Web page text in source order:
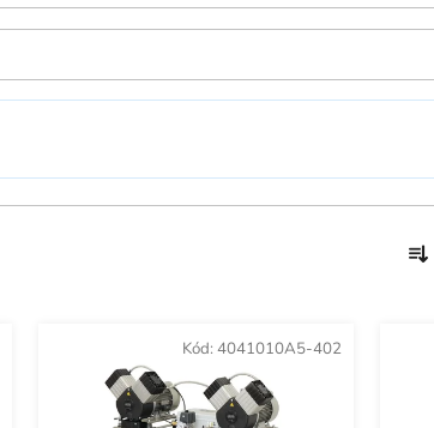
a
Kód: 4041010A5-402